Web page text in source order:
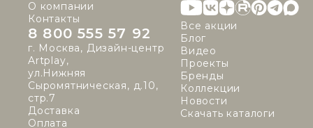
О компании
Контакты
8 800 555 57 92
г. Москва, Дизайн-центр
Artplay,
ул.Нижняя
Сыромятническая, д.10,
стр.7
Доставка
Оплата
Все акции
Блог
Видео
Проекты
Бренды
Коллекции
Новости
Скачать каталоги